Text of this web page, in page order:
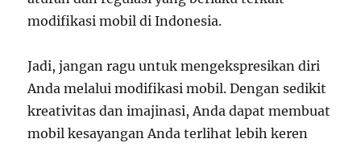
modifikasi mobil di Indonesia.
Jadi, jangan ragu untuk mengekspresikan diri
Anda melalui modifikasi mobil. Dengan sedikit
kreativitas dan imajinasi, Anda dapat membuat
mobil kesayangan Anda terlihat lebih keren